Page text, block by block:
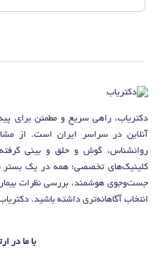
دکتریاب، راهی سریع و مطمئن برای
آنلاین در سراسر ایران است. از
روانشناس، گوش و حلق و بینی گرفته
کلینیک‌های تخصصی؛ همه در یک بستر
جست‌وجوی هوشمند، بررسی نظرات
انتخاب آگاهانه‌تری داشته باشید.
با ما در